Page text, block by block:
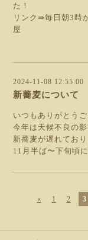
た！
リンク⇛毎日朝3時
屋
2024-11-08 12:55:00
新蕎麦について
いつもありがとうご
今年は天候不良の影
新蕎麦が遅れており
11月半ば〜下旬頃
« 1 2 3